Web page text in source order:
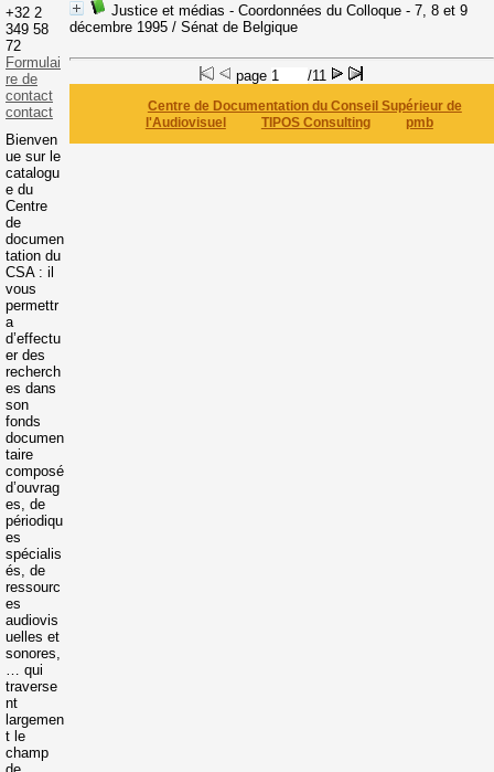
Justice et médias - Coordonnées du Colloque - 7, 8 et 9
décembre 1995/ Sénat de Belgique
page /11
Centre de Documentation du Conseil Supérieur de
l'Audiovisuel
TIPOS Consulting pmb
+32 2
349 58
72
Formulai
re de
contact
contact
Bienven
ue sur le
catalogu
e du
Centre
de
documen
tation du
CSA : il
vous
permettr
a
d’effectu
er des
recherch
es dans
son
fonds
documen
taire
composé
d’ouvrag
es, de
périodiqu
es
spécialis
és, de
ressourc
es
audiovis
uelles et
sonores,
… qui
traverse
nt
largemen
t le
champ